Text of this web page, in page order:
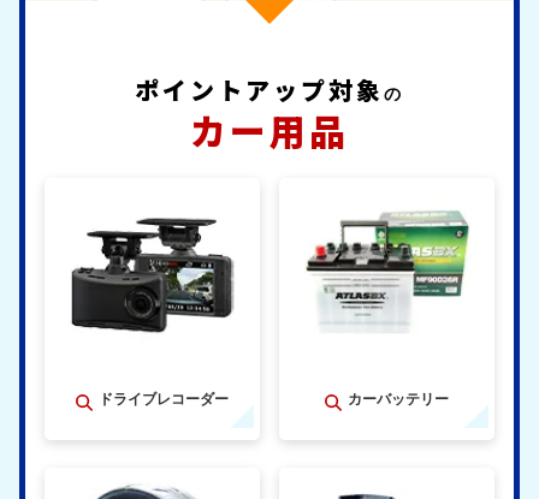
ポイントアップ対象 の
カー用品
ドライブレコーダー カーバッテリー